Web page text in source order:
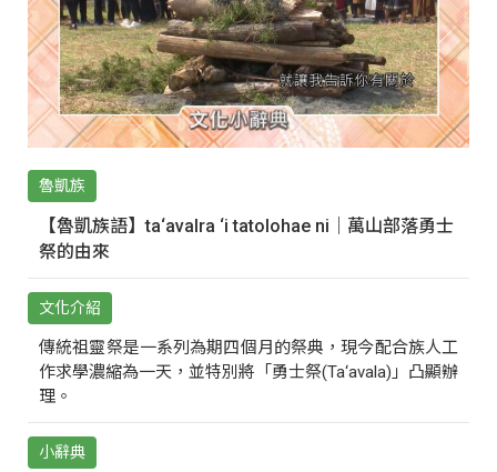
魯凱族
【魯凱族語】ta‘avalra ‘i tatolohae ni｜萬山部落勇士
祭的由來
文化介紹
傳統祖靈祭是一系列為期四個月的祭典，現今配合族人工
作求學濃縮為一天，並特別將「勇士祭(Ta‘avala)」凸顯辦
理。
小辭典